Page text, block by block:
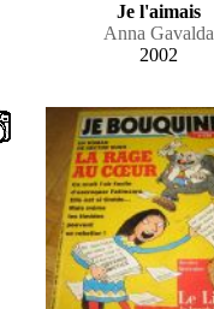
Je l'aimais
Anna Gavalda
2002